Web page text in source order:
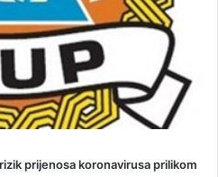
prijenosa koronavirusa prilikom